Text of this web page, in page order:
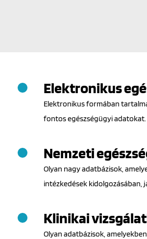
Elektronikus
Elektronikus formában
fontos egészségügyi adatokat.
Nemzeti
Olyan nagy adatbázisok,
intézkedések kidolgozásában,
Klinikai
Olyan adatbázisok,